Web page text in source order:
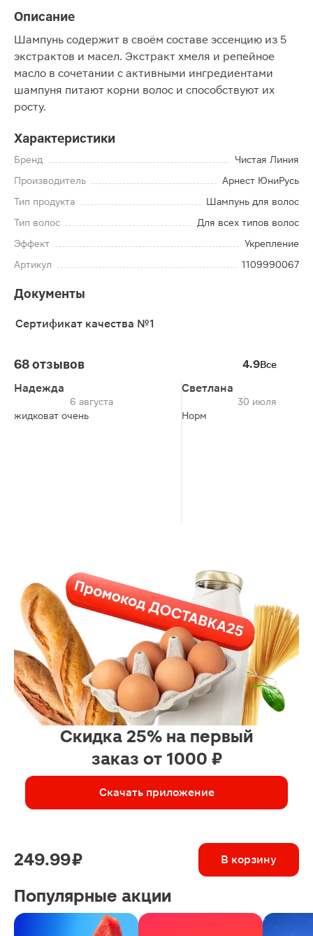
Описание
Шампунь содержит в своём составе эссенцию из 5
экстрактов и масел. Экстракт хмеля и репейное
масло в сочетании с активными ингредиентами
шампуня питают корни волос и способствуют их
росту.
Характеристики
Бренд
Чистая Линия
Производитель
Арнест ЮниРусь
Тип продукта
Шампунь для волос
Тип волос
Для всех типов волос
Эффект
Укрепление
Артикул
1109990067
Документы
Сертификат качества №1
68 отзывов 4.9Все
Надежда
6 августа
жидковат очень
Светлана
30 июля
Норм
Скидка 25% на первый
заказ от 1000 ₽
Скачать приложение
249.99 ₽ В корзину
Популярные акции